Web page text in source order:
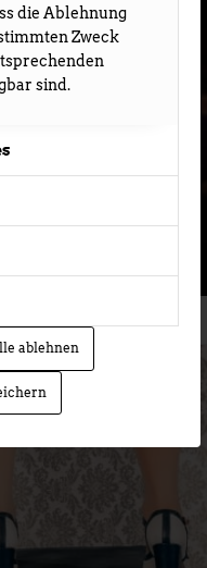
die Ablehnung
Zweck
sind.
ablehnen
theatre